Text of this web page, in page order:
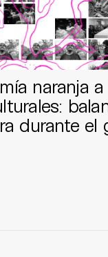
naranja
durante el